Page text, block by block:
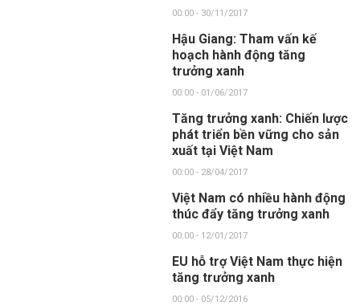
00:00 - 30/11/2017
Hậu Giang: Tham vấn kế
hoạch hành động tăng
trưởng xanh
00:00 - 01/06/2017
Tăng trưởng xanh: Chiến lược
phát triển bền vững cho sản
xuất tại Việt Nam
00:00 - 28/04/2017
Việt Nam có nhiều hành động
thúc đẩy tăng trưởng xanh
00:00 - 12/01/2017
EU hỗ trợ Việt Nam thực hiện
tăng trưởng xanh
00:00 - 05/12/2016